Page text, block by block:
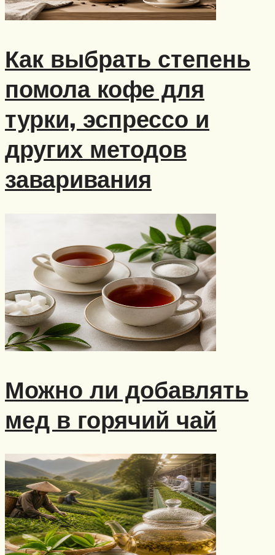
Как выбрать степень
помола кофе для
турки, эспрессо и
других методов
заваривания
Можно ли добавлять
мед в горячий чай